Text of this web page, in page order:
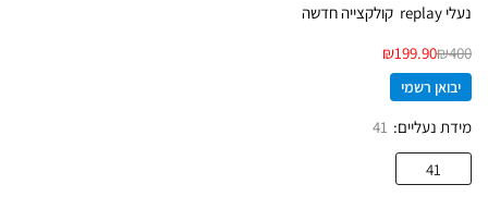
נעלי replay קולקצייה חדשה
₪400
₪199.90
יבואן רשמי
מידת נעליים 41
41